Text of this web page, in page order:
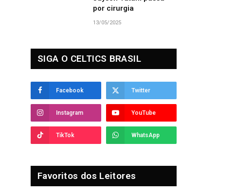
por cirurgia
13/05/2025
SIGA O CELTICS BRASIL
Facebook Twitter
Instagram YouTube
TikTok WhatsApp
Favoritos dos Leitores